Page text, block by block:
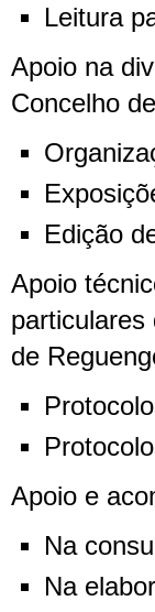
Leitura
Apoio na
Concelho
Edição
Apoio
particulares
de
Apoio e
Na
Na